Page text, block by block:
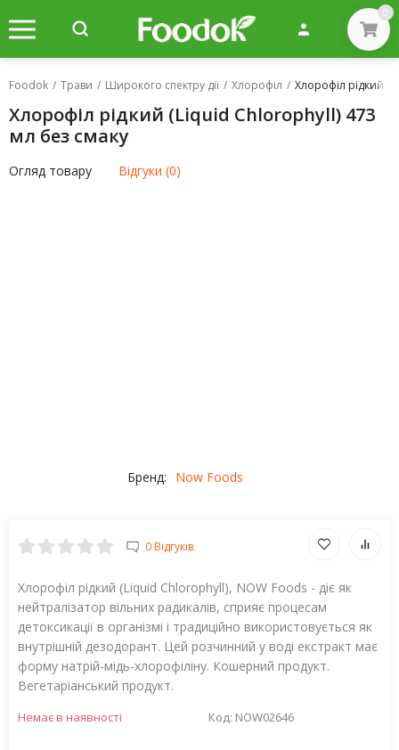
0
Foodok / Трави / Широкого спектру дії / Хлорофіл / Хлорофіл рідкий
Хлорофіл рідкий (Liquid Chlorophyll) 473
мл без смаку
Огляд товару Відгуки (0)
Бренд: Now Foods
0 Відгуків
Хлорофіл рідкий (Liquid Chlorophyll), NOW Foods - діє як
нейтралізатор вільних радикалів, сприяє процесам
детоксикації в організмі і традиційно використовується як
внутрішній дезодорант. Цей розчинний у воді екстракт має
форму натрій-мідь-хлорофіліну. Кошерний продукт.
Вегетаріанський продукт.
Немає в наявності Код: NOW02646